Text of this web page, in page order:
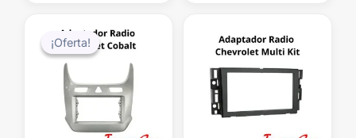
¡Oferta!
¡Oferta!
precio
original
$48.000.